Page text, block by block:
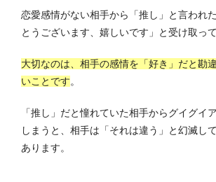
恋愛感情がない相手から「推し」と言われ
とうございます、嬉しいです」と受け取っ
大切なのは、相手の感情を「好き」だと勘
いことです。
「推し」だと憧れていた相手からグイグイ
しまうと、相手は「それは違う」と幻滅し
あります。